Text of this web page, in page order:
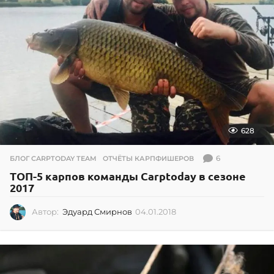
628
БЛОГ CARPTODAY TEAM ,ОТЧЁТЫ КАРПФИШЕРОВ 6
ТОП-5 карпов команды Carptoday в сезоне
2017
Автор: Эдуард Смирнов 04.01.2018
0
1